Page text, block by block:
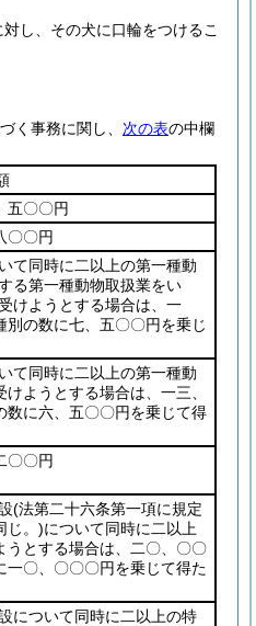
し、その犬に口輪をつけるこ
く事務に関し、 次の表の中欄
五〇〇円
〇〇円
て同時に二以上の第一種動
る第一種動物取扱業をい
けようとする場合は、一
の数に七、五〇〇円を乗じ
て同時に二以上の第一種動
ようとする場合は、一三、
数に六、五〇〇円を乗じて得
〇〇円
(法第二十六条第一項に規定
じ。)について同時に二以上
うとする場合は、二〇、〇〇
一〇、〇〇〇円を乗じて得た
について同時に二以上の特